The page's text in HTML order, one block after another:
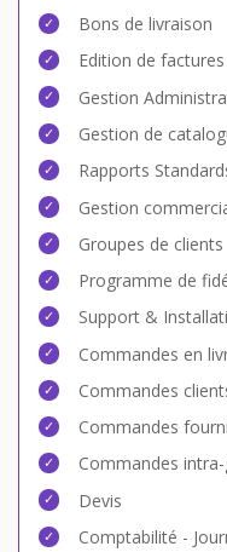
Bons de livraison
Edition de
Gestion
Gestion de
Rapports
Gestion
Groupes de clients
Programme de
Support &
Commandes en
Commandes
Commandes
Commandes
Devis
Comptabilité -